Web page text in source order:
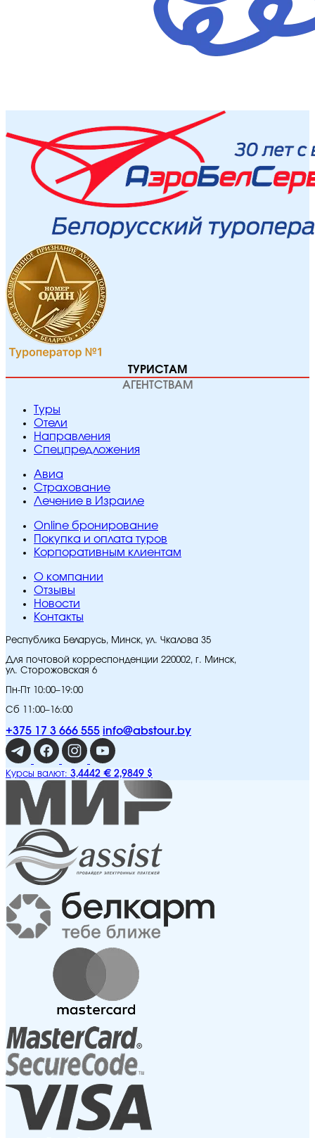
ТУРИСТАМ
АГЕНТСТВАМ
Туры
Отели
Направления
Спецпредложения
Авиа
Страхование
Лечение в Израиле
Online бронирование
Покупка и оплата туров
Корпоративным клиентам
O компании
Отзывы
Новости
Контакты
Республика Беларусь, Минск, ул. Чкалова 35
Для почтовой корреспонденции 220002, г. Минск,
ул. Сторожовская 6
Пн-Пт 10:00–19:00
Сб 11:00–16:00
+375 17 3 666 555 info@abstour.by
Курсы валют: 3,4442 € 2,9849 $